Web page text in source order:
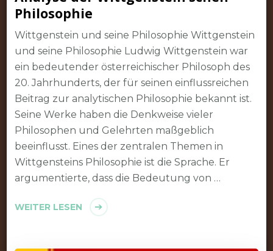
Philosophie
Wittgenstein und seine Philosophie Wittgenstein
und seine Philosophie Ludwig Wittgenstein war
ein bedeutender österreichischer Philosoph des
20. Jahrhunderts, der für seinen einflussreichen
Beitrag zur analytischen Philosophie bekannt ist.
Seine Werke haben die Denkweise vieler
Philosophen und Gelehrten maßgeblich
beeinflusst. Eines der zentralen Themen in
Wittgensteins Philosophie ist die Sprache. Er
argumentierte, dass die Bedeutung von …
WEITER LESEN